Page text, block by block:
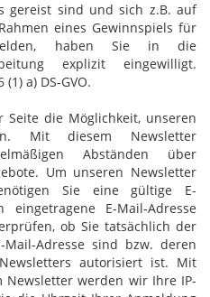
gereist sind und sich z.B. auf
eines Gewinnspiels für
haben Sie in die
explizit eingewilligt.
a) DS-GVO.
die Möglichkeit, unseren
Mit diesem Newsletter
Abständen über
Um unseren Newsletter
Sie eine gültige E-
E-Mail-Adresse
ob Sie tatsächlich der
Adresse sind bzw. deren
autorisiert ist. Mit
werden wir Ihre IP-